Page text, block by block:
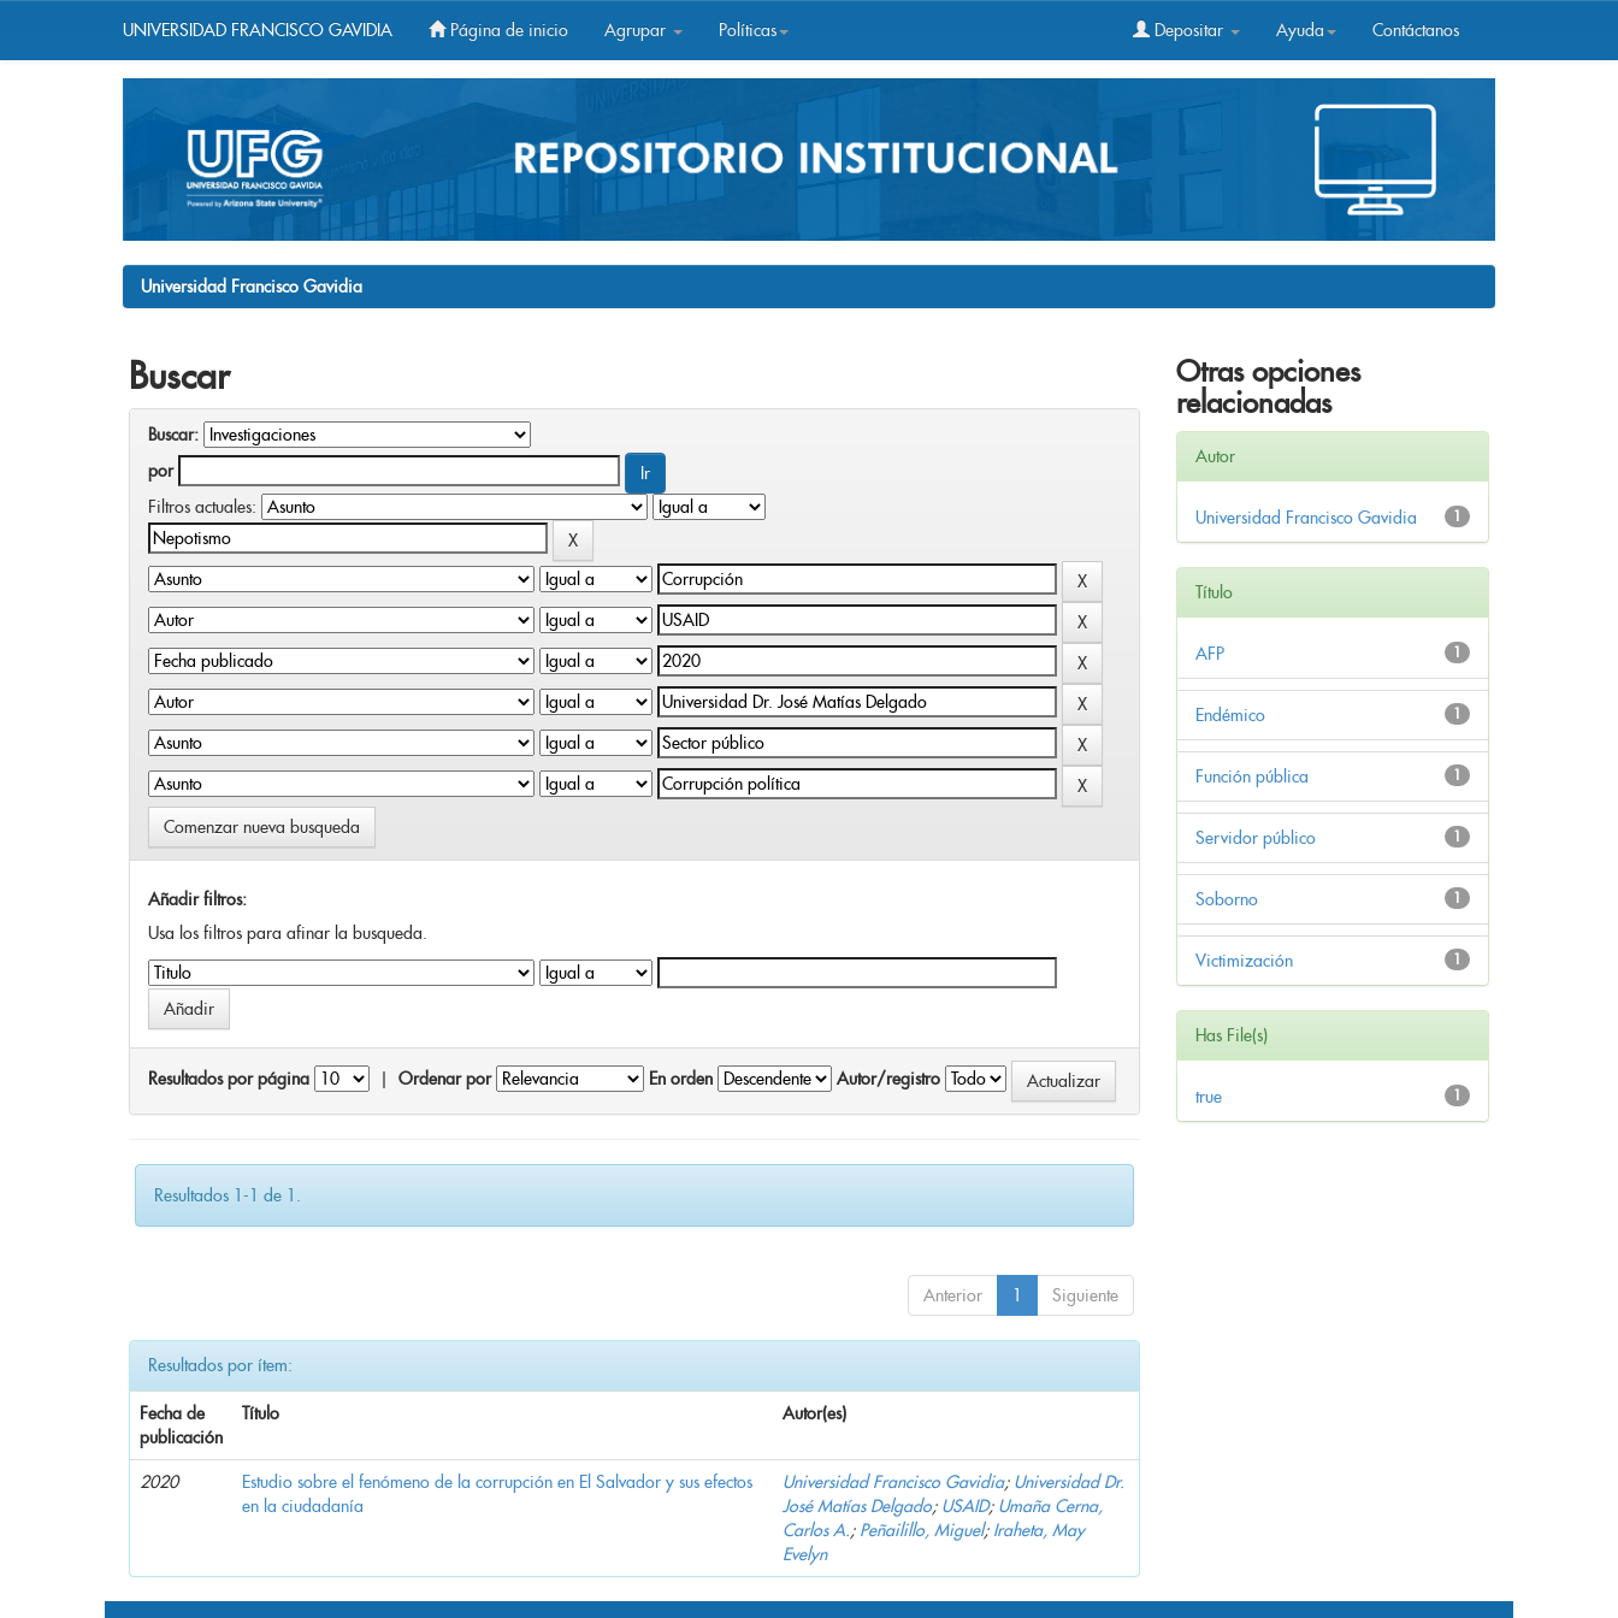
UNIVERSIDAD FRANCISCO GAVIDIA Página de inicio Agrupar Políticas Depositar Ayuda Contáctanos
Universidad Francisco Gavidia
Buscar
Buscar:
por
Filtros actuales:
Comenzar nueva busqueda
Añadir filtros:
Usa los filtros para afinar la busqueda.
Resultados por página Ordenar por En orden Autor/registro
Resultados 1-1 de 1.
Anterior 1 Siguiente
Resultados por ítem:
Fecha de
publicación
Título Autor(es)
2020
Estudio sobre el fenómeno de la corrupción en El Salvador y sus efectos
en la ciudadanía
Universidad Francisco Gavidia; Universidad Dr.
José Matías Delgado; USAID; Umaña Cerna,
Carlos A.; Peñailillo, Miguel; Iraheta, May
Evelyn
Otras opciones
relacionadas
Autor
1
Universidad Francisco Gavidia
Título
1
AFP
1
Endémico
1
Función pública
1
Servidor público
1
Soborno
1
Victimización
Has File(s)
1
true